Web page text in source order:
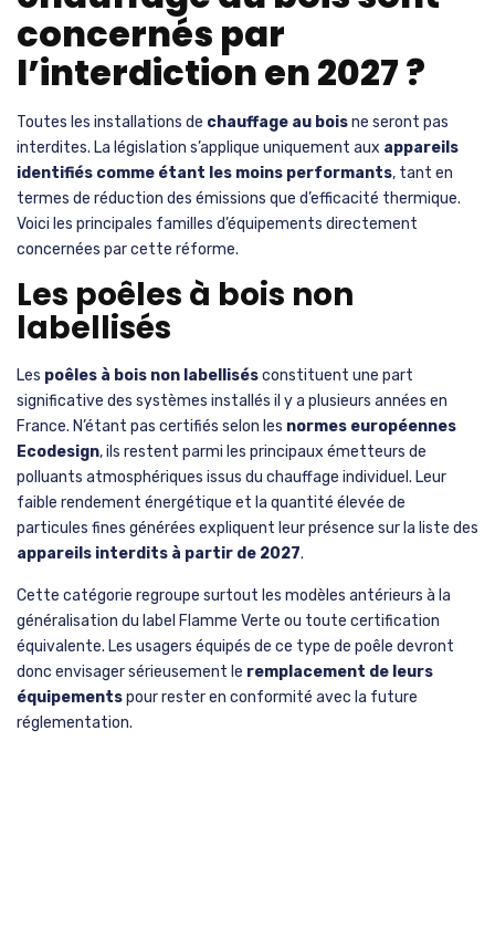
concernés par
l’interdiction en 2027 ?
Toutes les installations de chauffage au boisne seront pas
interdites. La législation s’applique uniquement aux appareils
identifiés comme étant les moins performants, tant en
termes de réduction des émissions que d’efficacité thermique.
Voici les principales familles d’équipements directement
concernées par cette réforme.
Les poêles à bois non
labellisés
Les poêles à bois non labellisésconstituent une part
significative des systèmes installés il y a plusieurs années en
France. N’étant pas certifiés selon les normes européennes
Ecodesign, ils restent parmi les principaux émetteurs de
polluants atmosphériques issus du chauffage individuel. Leur
faible rendement énergétique et la quantité élevée de
particules fines générées expliquent leur présence sur la liste des
appareils interdits à partir de 2027.
Cette catégorie regroupe surtout les modèles antérieurs à la
généralisation du label Flamme Verte ou toute certification
équivalente. Les usagers équipés de ce type de poêle devront
donc envisager sérieusement le remplacement de leurs
équipementspour rester en conformité avec la future
réglementation.